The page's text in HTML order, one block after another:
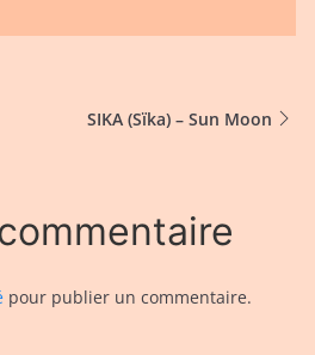
SIKA (Sïka) – Sun Moon
pour publier un commentaire.